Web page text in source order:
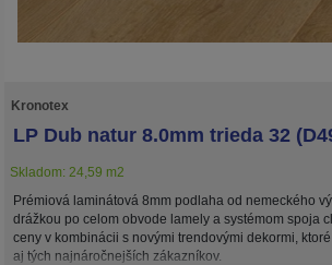
Kronotex
LP Dub natur 8.0mm trieda 32
Skladom: 24,59 m2
Prémiová laminátová 8mm podlaha od nemeckého
drážkou po celom obvode lamely a systémom spoja
ceny v kombinácii s novými trendovými dekormi,
aj tých najnáročnejších zákazníkov.